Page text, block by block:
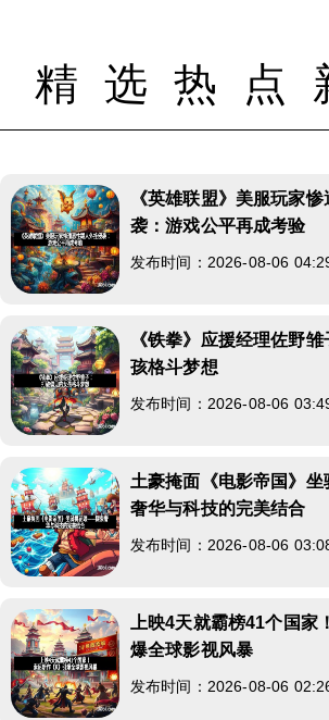
精选热点
《英雄联盟》美服玩家
袭：游戏公平再成考验
发布时间：2026-08-06
《铁拳》应援经理佐野
孩格斗梦想
发布时间：2026-08-06
土豪掩面《电影帝国》
奢华与科技的完美结合
发布时间：2026-08-06
上映4天就霸榜41个国家
爆全球影视风暴
发布时间：2026-08-06